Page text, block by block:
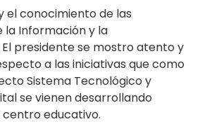
el conocimiento de las
la Información y la
presidente se mostro atento y
a las iniciativas que como
Sistema Tecnológico y
se vienen desarrollando
educativo.